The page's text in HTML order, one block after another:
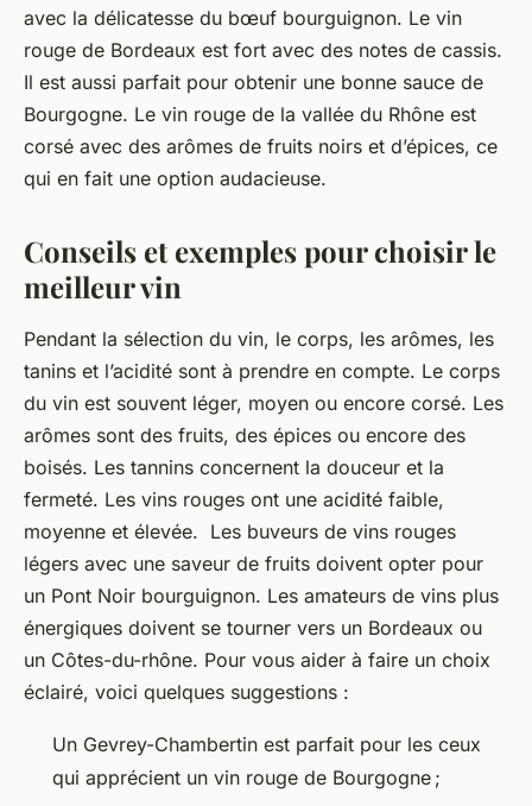
avec la délicatesse du bœuf bourguignon. Le vin
rouge de Bordeaux est fort avec des notes de cassis.
Il est aussi parfait pour obtenir une bonne sauce de
Bourgogne. Le vin rouge de la vallée du Rhône est
corsé avec des arômes de fruits noirs et d’épices, ce
qui en fait une option audacieuse.
Conseils et exemples pour choisir le
meilleur vin
Pendant la sélection du vin, le corps, les arômes, les
tanins et l’acidité sont à prendre en compte. Le corps
du vin est souvent léger, moyen ou encore corsé. Les
arômes sont des fruits, des épices ou encore des
boisés. Les tannins concernent la douceur et la
fermeté. Les vins rouges ont une acidité faible,
moyenne et élevée. Les buveurs de vins rouges
légers avec une saveur de fruits doivent opter pour
un Pont Noir bourguignon. Les amateurs de vins plus
énergiques doivent se tourner vers un Bordeaux ou
un Côtes-du-rhône. Pour vous aider à faire un choix
éclairé, voici quelques suggestions :
Un Gevrey-Chambertin est parfait pour les ceux
qui apprécient un vin rouge de Bourgogne ;